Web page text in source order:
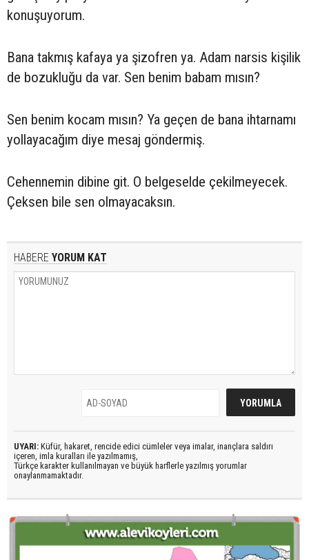
konuşuyorum.
Bana takmış kafaya ya şizofren ya. Adam narsis kişilik
de bozukluğu da var. Sen benim babam mısın?
Sen benim kocam mısın? Ya geçen de bana ihtarnamı
yollayacağım diye mesaj göndermiş.
Cehennemin dibine git. O belgeselde çekilmeyecek.
Çeksen bile sen olmayacaksın.
HABERE YORUM KAT
UYARI: Küfür, hakaret, rencide edici cümleler veya imalar, inançlara saldırı
içeren, imla kuralları ile yazılmamış,
Türkçe karakter kullanılmayan ve büyük harflerle yazılmış yorumlar
onaylanmamaktadır.